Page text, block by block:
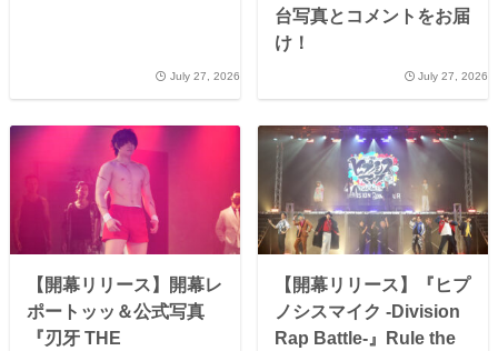
July 27, 2026
台写真とコメントをお届
け！
July 27, 2026
【開幕リリース】開幕レ
ポートッッ＆公式写真
『刃牙 THE
【開幕リリース】『ヒプ
ノシスマイク -Division
Rap Battle-』Rule the